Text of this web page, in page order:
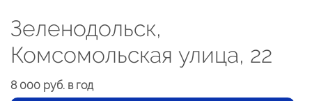
Зеленодольск,
Комсомольская улица, 22
8 000 руб. в год